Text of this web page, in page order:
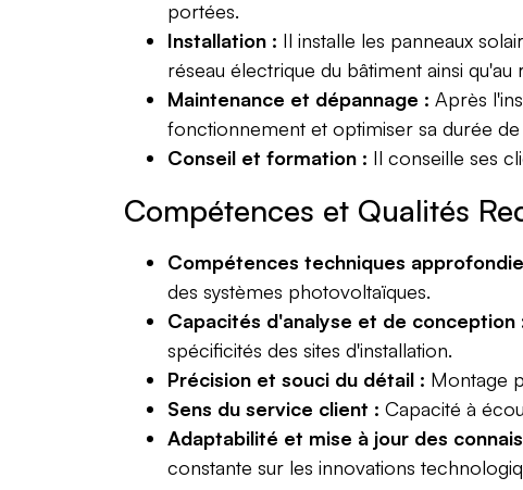
portées.
Installation : Il installe les panneaux
réseau électrique du bâtiment ainsi qu'au
Maintenance et dépannage : Après
fonctionnement et optimiser sa durée
Conseil et formation : Il conseille ses
Compétences et Qualités
Compétences techniques
des systèmes photovoltaïques.
Capacités d'analyse et de conception
spécificités des sites d'installation.
Précision et souci du détail : Montage
Sens du service client : Capacité à
Adaptabilité et mise à jour des
constante sur les innovations